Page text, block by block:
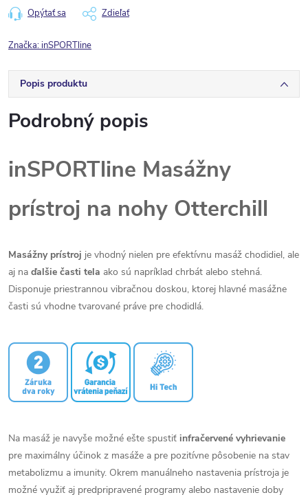
Opýtať sa Zdieľať
Značka:inSPORTline
Popis produktu
Podrobný popis
inSPORTline Masážny
prístroj na nohy Otterchill
Masážny prístroj je vhodný nielen pre efektívnu masáž chodidiel, ale
aj na ďalšie časti tela ako sú napríklad chrbát alebo stehná.
Disponuje priestrannou vibračnou doskou, ktorej hlavné masážne
časti sú vhodne tvarované práve pre chodidlá.
Na masáž je navyše možné ešte spustiť infračervené vyhrievanie
pre maximálny účinok z masáže a pre pozitívne pôsobenie na stav
metabolizmu a imunity. Okrem manuálneho nastavenia prístroja je
možné využiť aj predpripravené programy alebo nastavenie doby